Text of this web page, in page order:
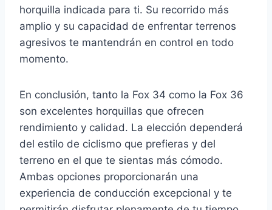
horquilla indicada para ti. Su recorrido más
amplio y su capacidad de enfrentar terrenos
agresivos te mantendrán en control en todo
momento.
En conclusión, tanto la Fox 34 como la Fox 36
son excelentes horquillas que ofrecen
rendimiento y calidad. La elección dependerá
del estilo de ciclismo que prefieras y del
terreno en el que te sientas más cómodo.
Ambas opciones proporcionarán una
experiencia de conducción excepcional y te